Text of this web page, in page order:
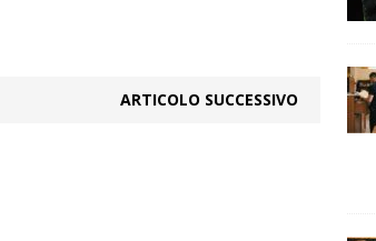
ARTICOLO SUCCESSIVO